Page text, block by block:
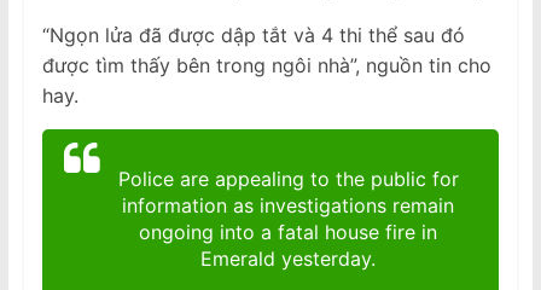
“Ngọn lửa đã được dập tắt và 4 thi thể sau đó
được tìm thấy bên trong ngôi nhà”, nguồn tin cho
hay.
Police are appealing to the public for
information as investigations remain
ongoing into a fatal house fire in
Emerald yesterday.